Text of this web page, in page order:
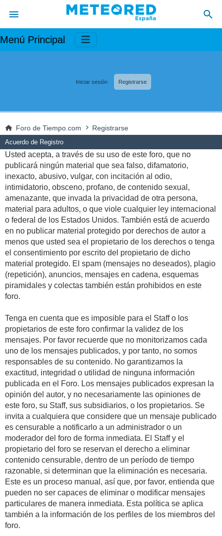
Menú Principal
Iniciar sesión Registrarse
Foro de Tiempo.com Registrarse
Acuerdo de Registro
Usted acepta, a través de su uso de este foro, que no
publicará ningún material que sea falso, difamatorio,
inexacto, abusivo, vulgar, con incitación al odio,
intimidatorio, obsceno, profano, de contenido sexual,
amenazante, que invada la privacidad de otra persona,
material para adultos, o que viole cualquier ley internacional
o federal de los Estados Unidos. También está de acuerdo
en no publicar material protegido por derechos de autor a
menos que usted sea el propietario de los derechos o tenga
el consentimiento por escrito del propietario de dicho
material protegido. El spam (mensajes no deseados), plagio
(repetición), anuncios, mensajes en cadena, esquemas
piramidales y colectas también están prohibidos en este
foro.
Tenga en cuenta que es imposible para el Staff o los
propietarios de este foro confirmar la validez de los
mensajes. Por favor recuerde que no monitorizamos cada
uno de los mensajes publicados, y por tanto, no somos
responsables de su contenido. No garantizamos la
exactitud, integridad o utilidad de ninguna información
publicada en el Foro. Los mensajes publicados expresan la
opinión del autor, y no necesariamente las opiniones de
este foro, su Staff, sus subsidiarios, o los propietarios. Se
invita a cualquiera que considere que un mensaje publicado
es censurable a notificarlo a un administrador o un
moderador del foro de forma inmediata. El Staff y el
propietario del foro se reservan el derecho a eliminar
contenido censurable, dentro de un período de tiempo
razonable, si determinan que la eliminación es necesaria.
Este es un proceso manual, así que, por favor, entienda que
pueden no ser capaces de eliminar o modificar mensajes
particulares de manera inmediata. Esta política se aplica
también a la información de los perfiles de los miembros del
foro.